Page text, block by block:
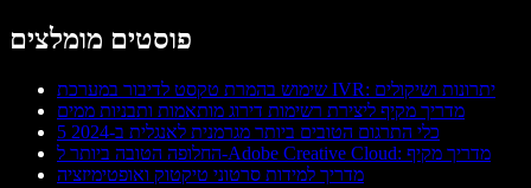
פוסטים מומלצים
שימוש בהמרת טקסט לדיבור במערכת IVR: יתרונות ושיקולים
מדריך מקיף ליצירת רשימות דירוג מותאמות ותבניות ממים
5 כלי התרגום הטובים ביותר מגרמנית לאנגלית ב-2024
החלופה הטובה ביותר ל-Adobe Creative Cloud: מדריך מקיף
מדריך למידות סרטוני טיקטוק ואופטימיזציה